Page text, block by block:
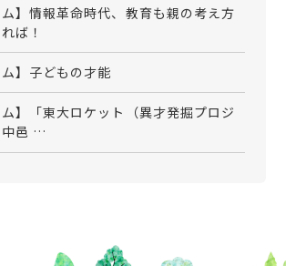
ム】情報革命時代、教育も親の考え方
ば！
ム】子どもの才能
ム】「東大ロケット（異才発掘プロジ
中邑 …